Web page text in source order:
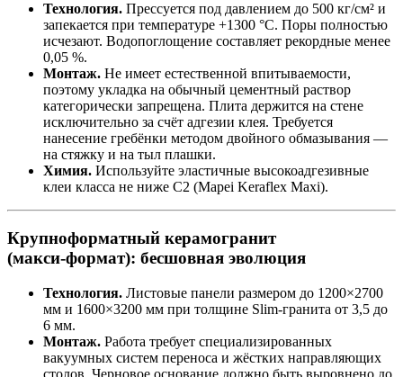
Технология. Прессуется под давлением до 500 кг/см² и
запекается при температуре +1300 °C. Поры полностью
исчезают. Водопоглощение составляет рекордные менее
0,05 %.
Монтаж. Не имеет естественной впитываемости,
поэтому укладка на обычный цементный раствор
категорически запрещена. Плита держится на стене
исключительно за счёт адгезии клея. Требуется
нанесение гребёнки методом двойного обмазывания —
на стяжку и на тыл плашки.
Химия. Используйте эластичные высокоадгезивные
клеи класса не ниже C2 (Mapei Keraflex Maxi).
Крупноформатный керамогранит
(макси‑формат): бесшовная эволюция
Технология. Листовые панели размером до 1200×2700
мм и 1600×3200 мм при толщине Slim‑гранита от 3,5 до
6 мм.
Монтаж. Работа требует специализированных
вакуумных систем переноса и жёстких направляющих
столов. Черновое основание должно быть выровнено до